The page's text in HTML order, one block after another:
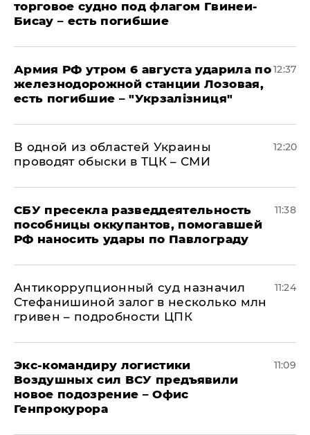
торговое судно под флагом Гвинеи-
Бисау – есть погибшие
Армия РФ утром 6 августа ударила по
железнодорожной станции Лозовая,
есть погибшие – "Укрзалізниця"
12:37
В одной из областей Украины
проводят обыски в ТЦК – СМИ
12:20
СБУ пресекла разведдеятельность
пособницы оккупантов, помогавшей
РФ наносить удары по Павлограду
11:38
Антикоррупционный суд назначил
Стефанишиной залог в несколько млн
гривен – подробности ЦПК
11:24
Экс-командиру логистики
Воздушных сил ВСУ предъявили
новое подозрение – Офис
Генпрокурора
11:09